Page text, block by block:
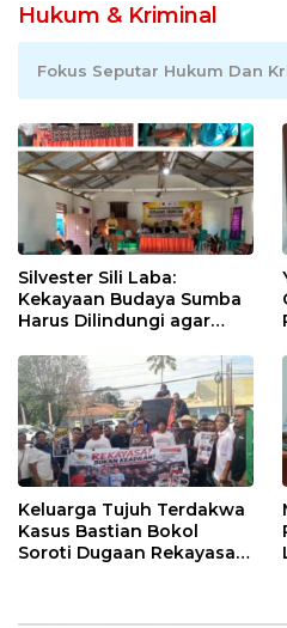
Hukum & Kriminal
Fokus Seputar Hukum Dan
Silvester Sili Laba:
Kekayaan Budaya Sumba
Harus Dilindungi agar
Keluarga Tujuh Terdakwa
Kasus Bastian Bokol
Soroti Dugaan Rekayasa